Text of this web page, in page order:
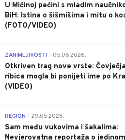
U Mićinoj pećini s mladim
BiH: Istina o šišmišima i mitu o
(FOTO/VIDEO)
ZANIMLJIVOSTI 05.06.2026.
Otkriven trag nove vrste: Čovječja
ribica mogla bi ponijeti ime po
(VIDEO)
REGION 29.05.2026.
Sam među vukovima i šakalima:
Nevjerovatna reportaža o jedinom